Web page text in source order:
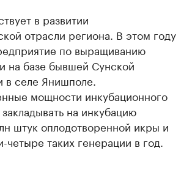
в развитии
отрасли региона. В этом году
по выращиванию
на базе бывшей Сунской
в селе Янишполе.
мощности инкубационного
закладывать на инкубацию
штук оплодотворенной икры и
четыре таких генерации в год.